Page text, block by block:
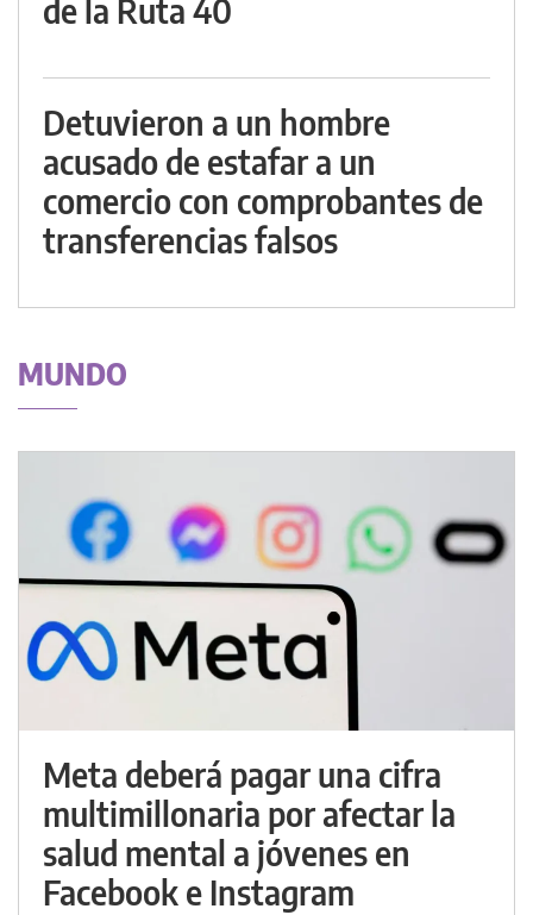
de la Ruta 40
Detuvieron a un hombre
acusado de estafar a un
comercio con comprobantes de
transferencias falsos
MUNDO
Meta deberá pagar una cifra
multimillonaria por afectar la
salud mental a jóvenes en
Facebook e Instagram